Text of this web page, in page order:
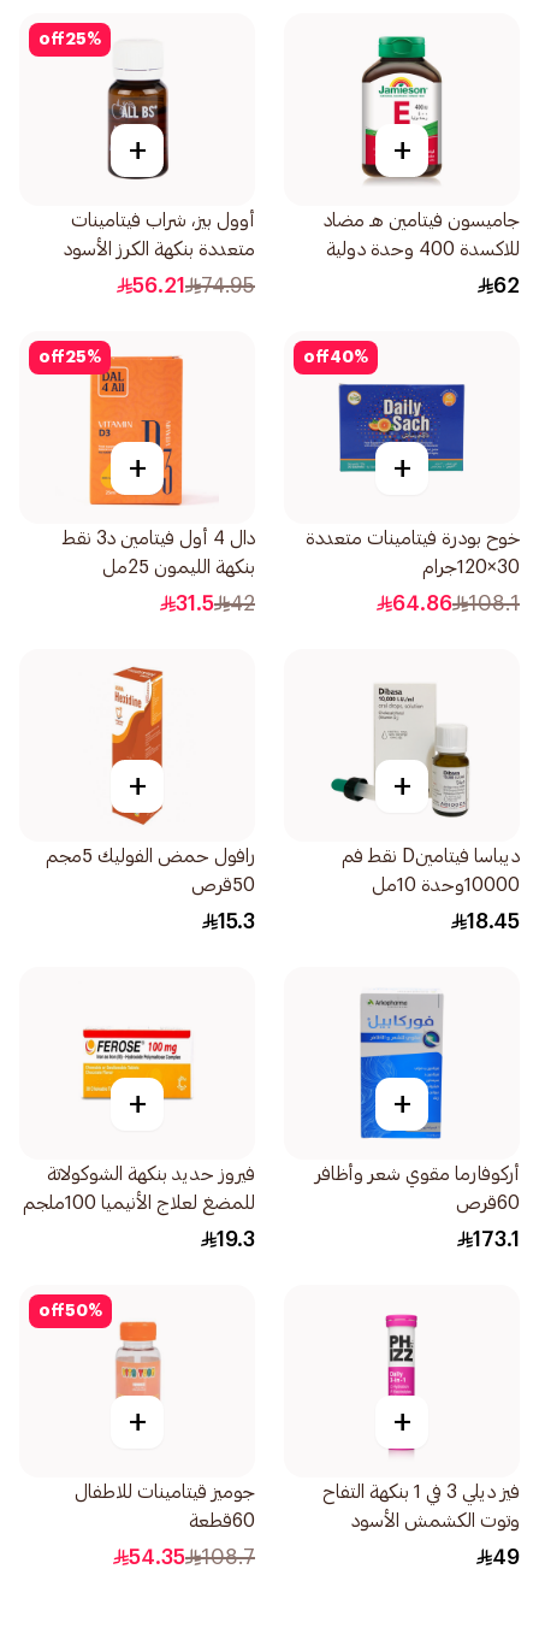
+
جاميسون فيتامين هـ مضاد
للاكسدة 400 وحدة دولية
30اقراص
62
25%
off
+
أوول بيز، شراب فيتامينات
متعددة بنكهة الكرز الأسود
10مل
74.95
56.21
40%
off
+
خوح بودرة فيتامينات متعددة
30×120جرام
108.1
64.86
25%
off
+
دال 4 أول فيتامين د3 نقط
بنكهة الليمون 25مل
42
31.5
+
ديباسا فيتامينD نقط فم
10000وحدة 10مل
18.45
+
رافول حمض الفوليك 5مجم
50قرص
15.3
+
أركوفارما مقوي شعر وأظافر
60قرص
173.1
+
فيروز حديد بنكهة الشوكولاتة
للمضغ لعلاج الأنيميا 100ملجم
30قرص
19.3
+
فيز ديلي 3 في 1 بنكهة التفاح
وتوت الكشمش الأسود
20اقراص
49
50%
off
+
جوميز قيتامينات للاطفال
60قطعة
108.7
54.35